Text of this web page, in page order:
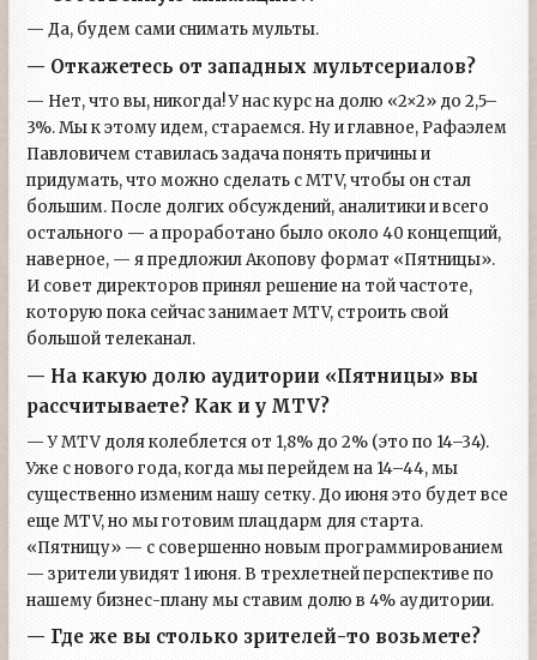
— Да, будем сами снимать мульты.
— Откажетесь от западных мультсериалов?
— Нет, что вы, никогда! У нас курс на долю «2×2» до 2,5–
3%. Мы к этому идем, стараемся. Ну и главное, Рафаэлем
Павловичем ставилась задача понять причины и
придумать, что можно сделать с MTV, чтобы он стал
большим. После долгих обсуждений, аналитики и всего
остального — а проработано было около 40 концепций,
наверное, — я предложил Акопову формат «Пятницы».
И совет директоров принял решение на той частоте,
которую пока сейчас занимает MTV, строить свой
большой телеканал.
— На какую долю аудитории «Пятницы» вы
рассчитываете? Как и у MTV?
— У MTV доля колеблется от 1,8% до 2% (это по 14–34).
Уже с нового года, когда мы перейдем на 14–44, мы
существенно изменим нашу сетку. До июня это будет все
еще MTV, но мы готовим плацдарм для старта.
«Пятницу» — с совершенно новым программированием
— зрители увидят 1 июня. В трехлетней перспективе по
нашему бизнес-плану мы ставим долю в 4% аудитории.
— Где же вы столько зрителей-то возьмете?